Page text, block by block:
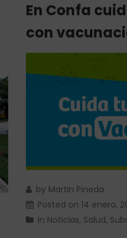
En Confa
con
by Martin Pineda
Posted on 14 enero,
in Noticias, Salud,